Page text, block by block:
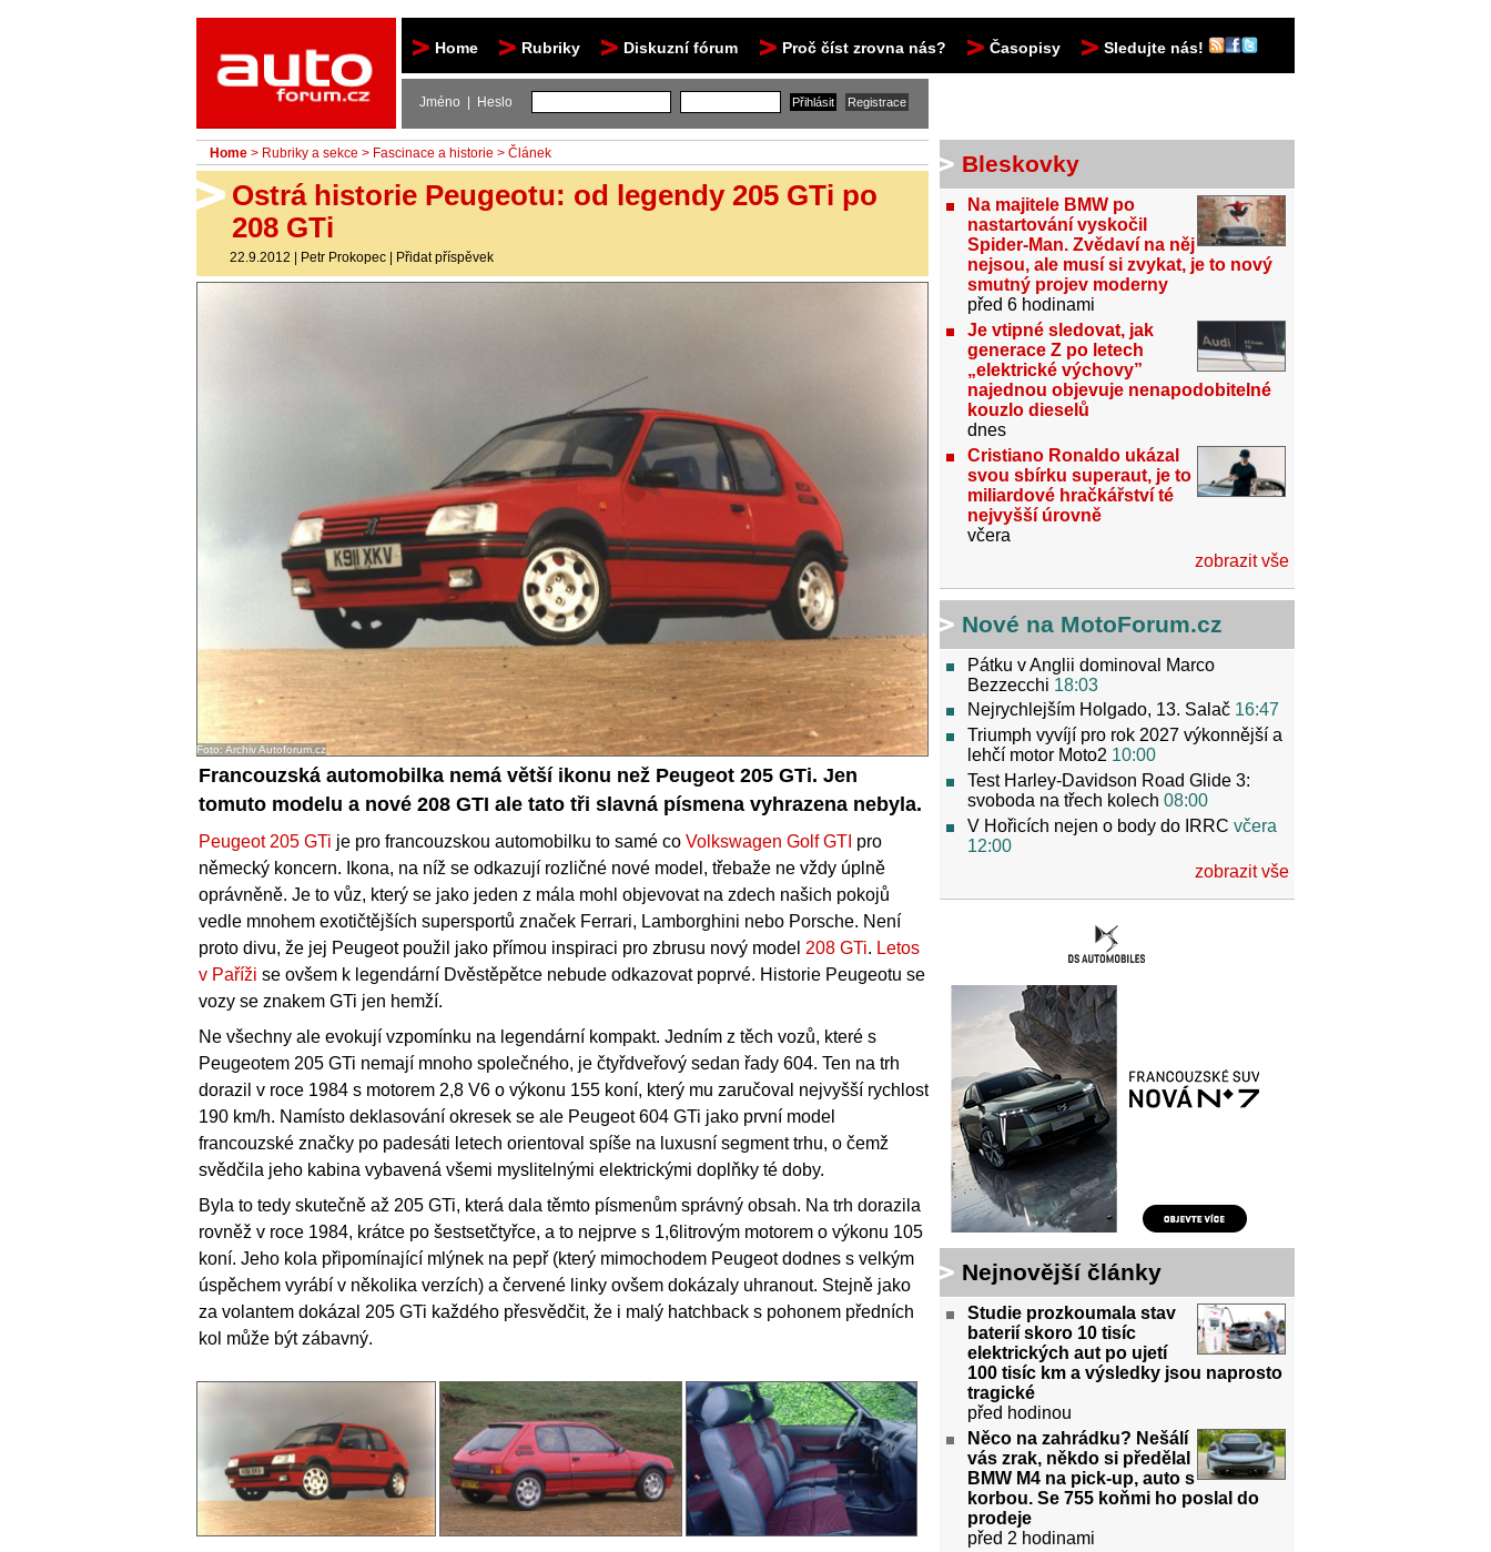
Home Rubriky Diskuzní fórum Proč číst zrovna nás? Časopisy Sledujte nás!
Jméno | Heslo
Home > Rubriky a sekce > Fascinace a historie > Článek
Ostrá historie Peugeotu: od legendy 205 GTi po
208 GTi
22.9.2012 | Petr Prokopec | Přidat příspěvek
Foto: Archiv Autoforum.cz
Francouzská automobilka nemá větší ikonu než Peugeot 205 GTi. Jen
tomuto modelu a nové 208 GTI ale tato tři slavná písmena vyhrazena nebyla.
Peugeot 205 GTi je pro francouzskou automobilku to samé co Volkswagen Golf GTI pro
německý koncern. Ikona, na níž se odkazují rozličné nové model, třebaže ne vždy úplně
oprávněně. Je to vůz, který se jako jeden z mála mohl objevovat na zdech našich pokojů
vedle mnohem exotičtějších supersportů značek Ferrari, Lamborghini nebo Porsche. Není
proto divu, že jej Peugeot použil jako přímou inspiraci pro zbrusu nový model 208 GTi. Letos
v Paříži se ovšem k legendární Dvěstěpětce nebude odkazovat poprvé. Historie Peugeotu se
vozy se znakem GTi jen hemží.
Ne všechny ale evokují vzpomínku na legendární kompakt. Jedním z těch vozů, které s
Peugeotem 205 GTi nemají mnoho společného, je čtyřdveřový sedan řady 604. Ten na trh
dorazil v roce 1984 s motorem 2,8 V6 o výkonu 155 koní, který mu zaručoval nejvyšší rychlost
190 km/h. Namísto deklasování okresek se ale Peugeot 604 GTi jako první model
francouzské značky po padesáti letech orientoval spíše na luxusní segment trhu, o čemž
svědčila jeho kabina vybavená všemi myslitelnými elektrickými doplňky té doby.
Byla to tedy skutečně až 205 GTi, která dala těmto písmenům správný obsah. Na trh dorazila
rovněž v roce 1984, krátce po šestsetčtyřce, a to nejprve s 1,6litrovým motorem o výkonu 105
koní. Jeho kola připomínající mlýnek na pepř (který mimochodem Peugeot dodnes s velkým
úspěchem vyrábí v několika verzích) a červené linky ovšem dokázaly uhranout. Stejně jako
za volantem dokázal 205 GTi každého přesvědčit, že i malý hatchback s pohonem předních
kol může být zábavný.
Bleskovky
Na majitele BMW po
nastartování vyskočil
Spider-Man. Zvědaví na něj
nejsou, ale musí si zvykat, je to nový
smutný projev moderny
před 6 hodinami
Je vtipné sledovat, jak
generace Z po letech
„elektrické výchovy”
najednou objevuje nenapodobitelné
kouzlo dieselů
dnes
Cristiano Ronaldo ukázal
svou sbírku superaut, je to
miliardové hračkářství té
nejvyšší úrovně
včera
zobrazit vše
Nové na MotoForum.cz
Pátku v Anglii dominoval Marco
Bezzecchi 18:03
Nejrychlejším Holgado, 13. Salač 16:47
Triumph vyvíjí pro rok 2027 výkonnější a
lehčí motor Moto2 10:00
Test Harley-Davidson Road Glide 3:
svoboda na třech kolech 08:00
V Hořicích nejen o body do IRRC včera
12:00
zobrazit vše
Nejnovější články
Studie prozkoumala stav
baterií skoro 10 tisíc
elektrických aut po ujetí
100 tisíc km a výsledky jsou naprosto
tragické
před hodinou
Něco na zahrádku? Nešálí
vás zrak, někdo si předělal
BMW M4 na pick-up, auto s
korbou. Se 755 koňmi ho poslal do
prodeje
před 2 hodinami